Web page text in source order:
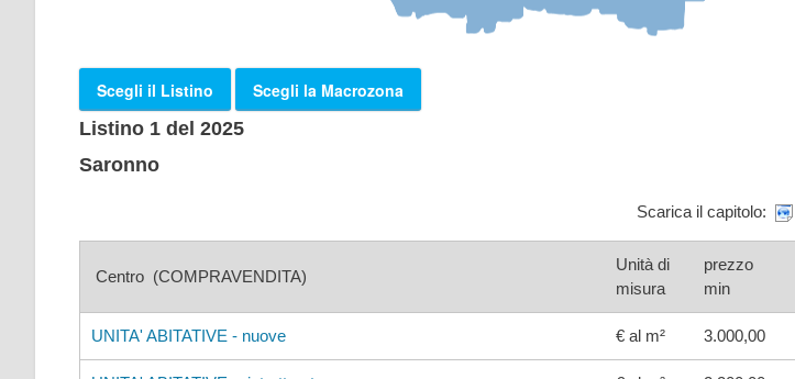
Scegli il Listino
Scegli la Macrozona
Listino 1 del 2025
Saronno
Scarica il capitolo:
Centro (COMPRAVENDITA)
Unità di
misura
prezzo
min
UNITA' ABITATIVE - nuove € al m² 3.000,00